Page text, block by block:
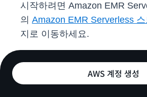
시작하려면 Amazon EMR
의 Amazon EMR Serverless
지로 이동하세요.
AWS 계정 생성